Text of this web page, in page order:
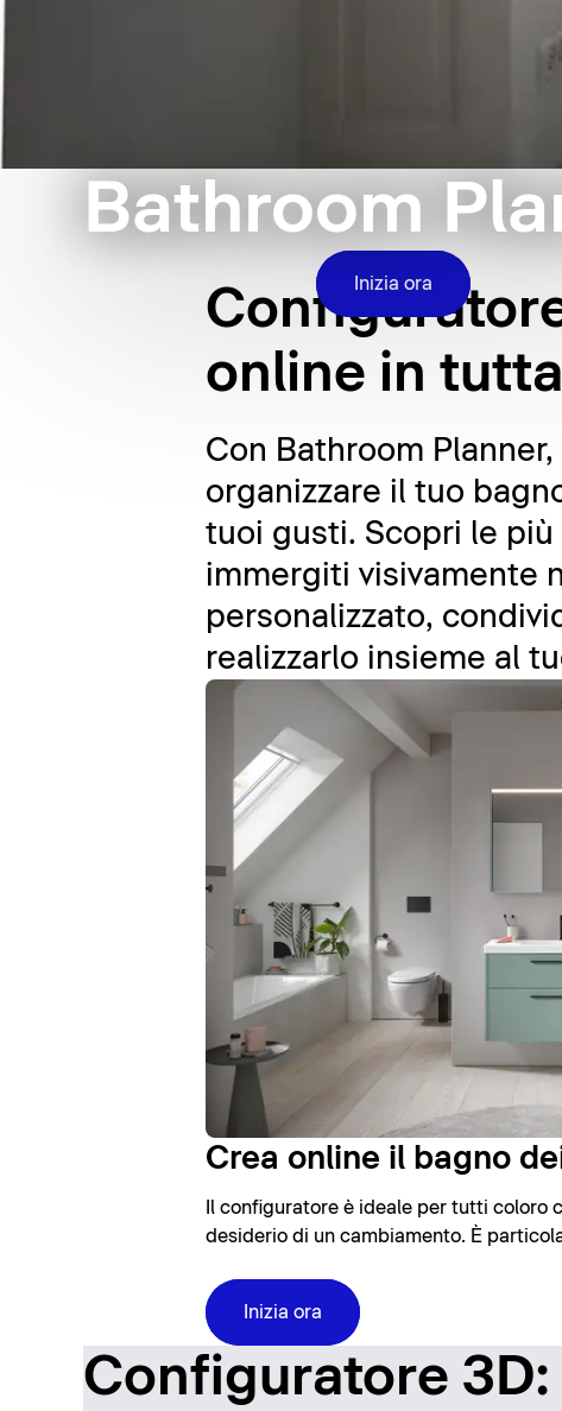
Bathroom
Inizia ora
online in
Con Bathroom
organizzare il tuo
tuoi gusti. Scopri le
immergiti visivamente
personalizzato,
realizzarlo insieme al
Crea online il bagno
Il configuratore è ideale per tutti coloro
desiderio di un cambiamento. È
Inizia ora
Configuratore